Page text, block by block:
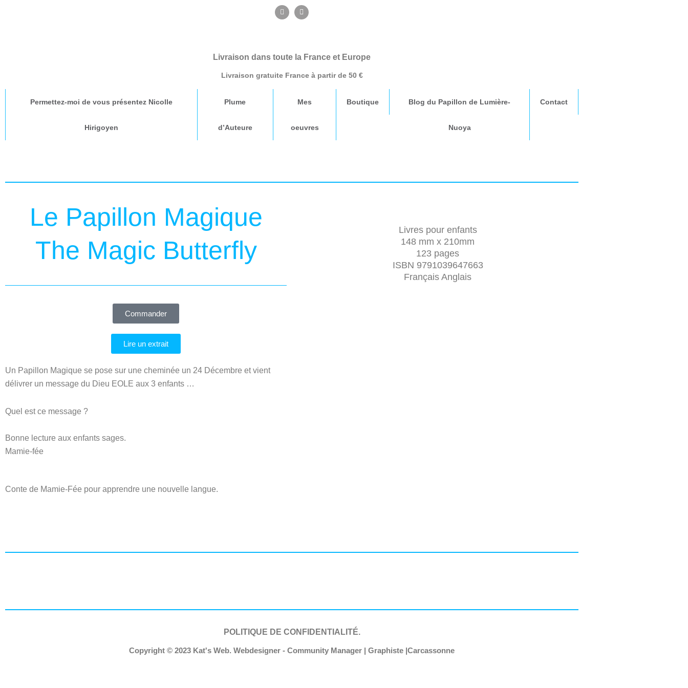
F
a
c
k
E
n
v
e
Livraison dans toute la France et Europe
Livraison gratuite France à partir de 50 €
Permettez-moi de vous présentez Nicolle
Hirigoyen
Plume
d’Auteure
Mes
oeuvres
Boutique Blog du Papillon de Lumière-
Nuoya
Contact
Le Papillon Magique
The Magic Butterfly
Commander
Lire un extrait
Un Papillon Magique se pose sur une cheminée un 24 Décembre et vient
délivrer un message du Dieu EOLE aux 3 enfants …
Quel est ce message ?
Bonne lecture aux enfants sages.
Mamie-fée
Conte de Mamie-Fée pour apprendre une nouvelle langue.
Livres pour enfants
148 mm x 210mm
123 pages
ISBN 9791039647663
Français Anglais
POLITIQUE DE CONFIDENTIALITÉ.
Copyright © 2023 Kat's Web. Webdesigner - Community Manager | Graphiste |Carcassonne